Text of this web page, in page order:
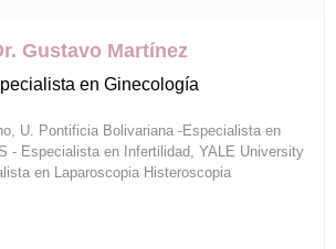
Gustavo Martínez
en Ginecología
U. Pontificia Bolivariana -Especialista en
- Especialista en Infertilidad, YALE University
en Laparoscopia Histeroscopia